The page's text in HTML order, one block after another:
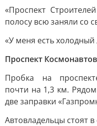
«Проспект
полосу всю заняли со
«У меня есть
Проспект Космонавтов
Пробка на
почти на 1,3 км.
две заправки
Автовладельцы стоят